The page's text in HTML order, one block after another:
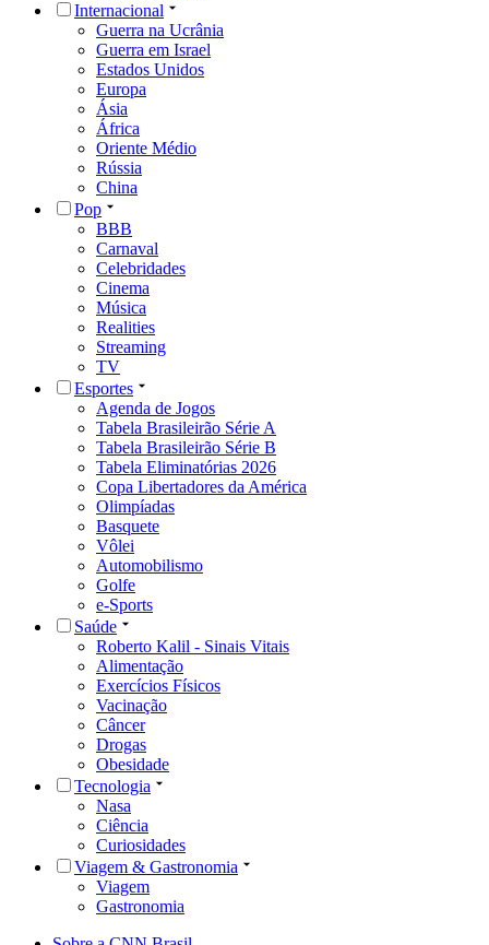
Internacional
Guerra na Ucrânia
Guerra em Israel
Estados Unidos
Europa
Ásia
África
Oriente Médio
Rússia
China
Pop
BBB
Carnaval
Celebridades
Cinema
Música
Realities
Streaming
TV
Esportes
Agenda de Jogos
Tabela Brasileirão Série A
Tabela Brasileirão Série B
Tabela Eliminatórias 2026
Copa Libertadores da América
Olimpíadas
Basquete
Vôlei
Automobilismo
Golfe
e-Sports
Saúde
Roberto Kalil - Sinais Vitais
Alimentação
Exercícios Físicos
Vacinação
Câncer
Drogas
Obesidade
Tecnologia
Nasa
Ciência
Curiosidades
Viagem & Gastronomia
Viagem
Gastronomia